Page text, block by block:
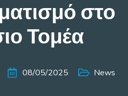
στο
Τομέα
08/05/2025 News